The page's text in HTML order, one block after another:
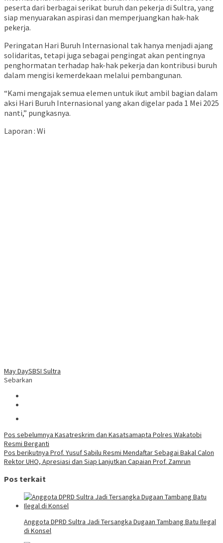
peserta dari berbagai serikat buruh dan pekerja di Sultra, yang
siap menyuarakan aspirasi dan memperjuangkan hak-hak
pekerja.
Peringatan Hari Buruh Internasional tak hanya menjadi ajang
solidaritas, tetapi juga sebagai pengingat akan pentingnya
penghormatan terhadap hak-hak pekerja dan kontribusi buruh
dalam mengisi kemerdekaan melalui pembangunan.
“Kami mengajak semua elemen untuk ikut ambil bagian dalam
aksi Hari Buruh Internasional yang akan digelar pada 1 Mei 2025
nanti,” pungkasnya.
Laporan : Wi
May DaySBSI Sultra
Sebarkan
Navigasi
pos
Pos sebelumnya Kasatreskrim dan Kasatsamapta Polres Wakatobi
Resmi Berganti
Pos berikutnya Prof. Yusuf Sabilu Resmi Mendaftar Sebagai Bakal Calon
Rektor UHO, Apresiasi dan Siap Lanjutkan Capaian Prof. Zamrun
Pos terkait
Anggota DPRD Sultra Jadi Tersangka Dugaan Tambang Batu Ilegal
di Konsel